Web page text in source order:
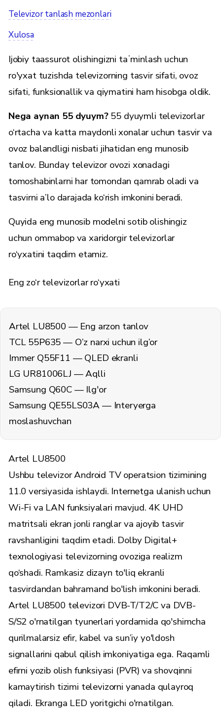
Televizor tanlash mezonlari
Xulosa
Ijobiy taassurot olishingizni taʼminlash uchun
ro'yxat tuzishda televizorning tasvir sifati, ovoz
sifati, funksionallik va qiymatini ham hisobga oldik.
Nega aynan 55 dyuym?55 dyuymli televizorlar
o‘rtacha va katta maydonli xonalar uchun tasvir va
ovoz balandligi nisbati jihatidan eng munosib
tanlov. Bunday televizor ovozi xonadagi
tomoshabinlarni har tomondan qamrab oladi va
tasvirni a’lo darajada ko‘rish imkonini beradi.
Quyida eng munosib modelni sotib olishingiz
uchun ommabop va xaridorgir televizorlar
ro‘yxatini taqdim etamiz.
Eng zo‘r televizorlar ro‘yxati
Artel LU8500 — Eng arzon tanlov
TCL 55P635— O’z narxi uchun ilg’or
Immer Q55F11 — QLED ekranli
LG UR81006LJ — Aqlli
Samsung Q60C— Ilg'or
Samsung QE55LS03A — Interyerga
moslashuvchan
Artel LU8500
Ushbu televizor Android TV operatsion tizimining
11.0 versiyasida ishlaydi. Internetga ulanish uchun
Wi-Fi va LAN funksiyalari mavjud. 4K UHD
matritsali ekran jonli ranglar va ajoyib tasvir
ravshanligini taqdim etadi. Dolby Digital+
texnologiyasi televizorning ovoziga realizm
qo‘shadi. Ramkasiz dizayn to'liq ekranli
tasvirdandan bahramand bo'lish imkonini beradi.
Artel LU8500 televizori DVB-T/T2/C va DVB-
S/S2 o'rnatilgan tyunerlari yordamida qo'shimcha
qurilmalarsiz efir, kabel va sun’iy yo'ldosh
signallarini qabul qilish imkoniyatiga ega. Raqamli
efirni yozib olish funksiyasi (PVR) va shovqinni
kamaytirish tizimi televizorni yanada qulayroq
qiladi. Ekranga LED yoritgichi o'rnatilgan.